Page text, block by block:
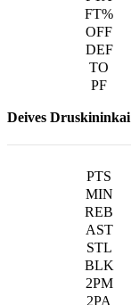
Deives Druskininkai